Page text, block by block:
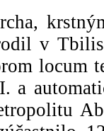
v
locum
a